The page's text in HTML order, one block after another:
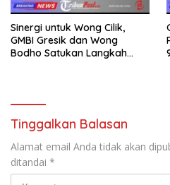
Sinergi untuk Wong Cilik,
GMBI Gresik dan Wong
Bodho Satukan Langkah
Tinggalkan Balasan
Alamat email Anda tidak akan
ditandai *